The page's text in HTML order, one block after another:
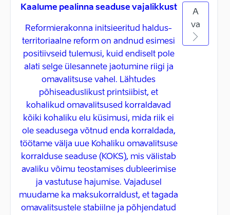
Kaalume pealinna seaduse vajalikkust
Reformierakonna initsieeritud haldus-
territoriaalne reform on andnud esimesi
positiivseid tulemusi, kuid endiselt pole
alati selge ülesannete jaotumine riigi ja
omavalitsuse vahel. Lähtudes
põhiseaduslikust printsiibist, et
kohalikud omavalitsused korraldavad
kõiki kohaliku elu küsimusi, mida riik ei
ole seadusega võtnud enda korraldada,
töötame välja uue Kohaliku omavalitsuse
korralduse seaduse (KOKS), mis välistab
avaliku võimu teostamises dubleerimise
ja vastutuse hajumise. Vajadusel
muudame ka maksukorraldust, et tagada
omavalitsustele stabiilne ja põhjendatud
A
va